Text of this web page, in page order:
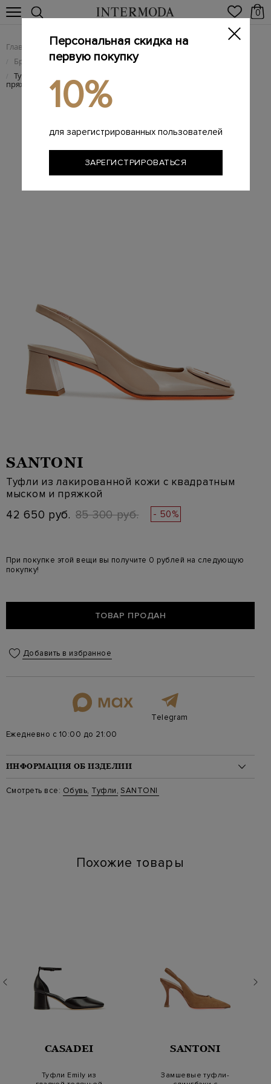
0
Главная Женщинам / Женская обувь
/ Брендовые женские туфли
/ Туфли из лакированной кожи с квадратным мыском и
пряжкой
SANTONI
Туфли из лакированной кожи с квадратным
мыском и пряжкой
42 650 руб. 85 300 руб. - 50%
При покупке этой вещи вы получите 0 рублей на следующую
покупку!
ТОВАР ПРОДАН
Добавить в избранное
Telegram
Ежедневно с 10:00 до 21:00
ИНФОРМАЦИЯ ОБ ИЗДЕЛИИ
Материал: кожа 100%
Стиль: Слингбэки, Средний
Смотреть все: Обувь, Туфли, SANTONI
Похожие товары
CASADEI
Туфли Emily из
SANTONI
Замшевые туфли-
Персональная скидка на
первую покупку
10%
для зарегистрированных пользователей
ЗАРЕГИСТРИРОВАТЬСЯ